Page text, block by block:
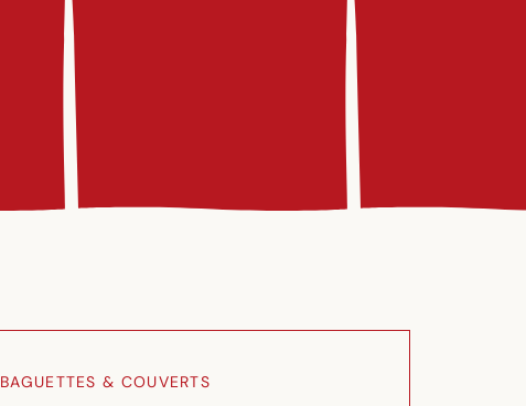
BAGUETTES & COUVERTS